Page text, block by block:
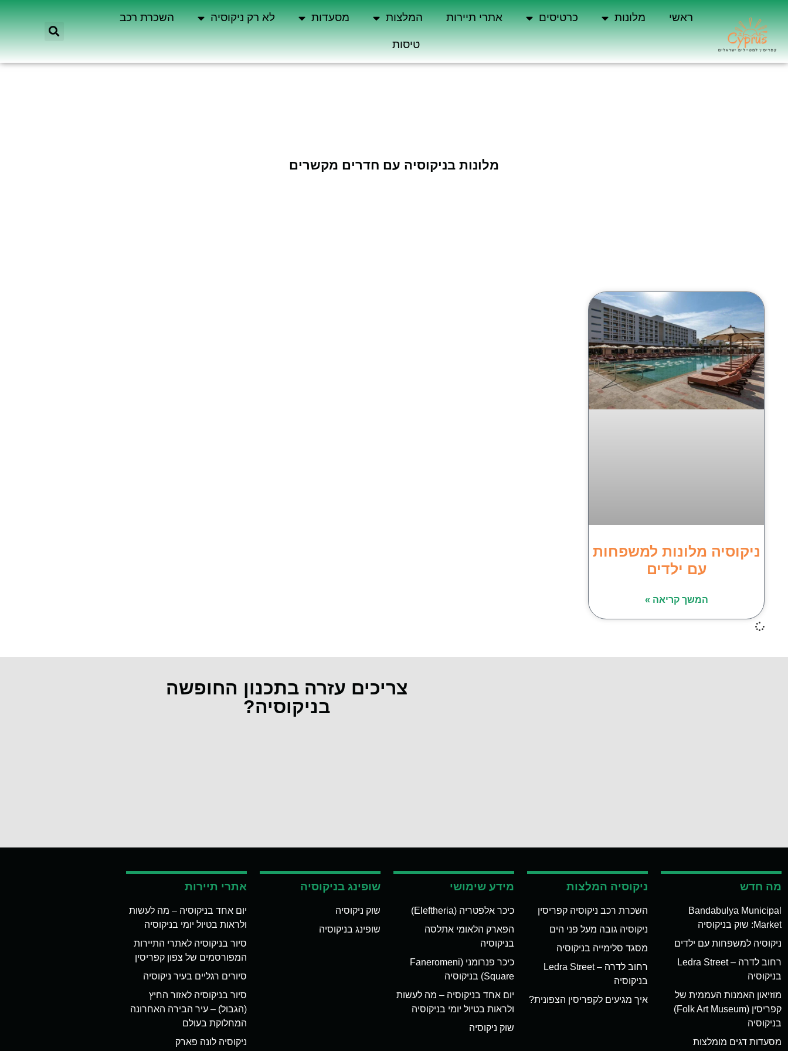
ראשי מלונות כרטיסים אתרי תיירות המלצות מסעדות לא רק ניקוסיה השכרת רכב
טיסות
מלונות בניקוסיה עם חדרים מקשרים
ניקוסיה מלונות למשפחות
עם ילדים
המשך קריאה »
צריכים עזרה בתכנון החופשה
בניקוסיה?
מה חדש
Bandabulya Municipal
Market: שוק בניקוסיה
ניקוסיה למשפחות עם ילדים
רחוב לדרה – Ledra Street
בניקוסיה
מוזיאון האמנות העממית של
קפריסין (Folk Art Museum)
בניקוסיה
מסעדות דגים מומלצות
ניקוסיה המלצות
השכרת רכב ניקוסיה קפריסין
ניקוסיה גובה מעל פני הים
מסגד סלימייה בניקוסיה
רחוב לדרה – Ledra Street
בניקוסיה
איך מגיעים לקפריסין הצפונית?
מידע שימושי
כיכר אלפטריה (Eleftheria)
הפארק הלאומי אתלסה
בניקוסיה
כיכר פנרומני (Faneromeni
Square) בניקוסיה
יום אחד בניקוסיה – מה לעשות
ולראות בטיול יומי בניקוסיה
שוק ניקוסיה
שופינג בניקוסיה
שוק ניקוסיה
שופינג בניקוסיה
אתרי תיירות
יום אחד בניקוסיה – מה לעשות
ולראות בטיול יומי בניקוסיה
סיור בניקוסיה לאתרי התיירות
המפורסמים של צפון קפריסין
סיורים רגליים בעיר ניקוסיה
סיור בניקוסיה לאזור החיץ
(הגבול) – עיר הבירה האחרונה
המחלוקת בעולם
ניקוסיה לונה פארק